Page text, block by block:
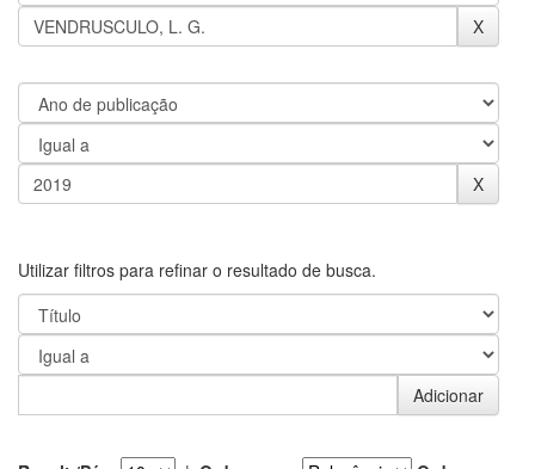
Utilizar filtros para refinar o resultado de busca.